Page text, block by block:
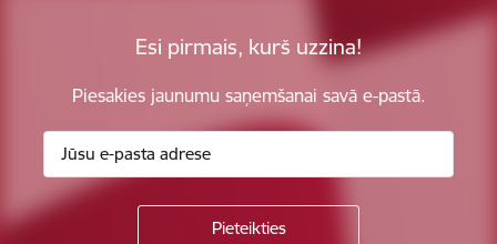
Esi pirmais, kurš uzzina!
Piesakies jaunumu saņemšanai savā e-pastā.